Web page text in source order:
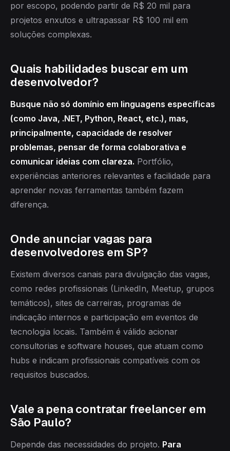
por escopo, podendo partir de R$ 20 mil para
projetos enxutos e ultrapassar R$ 100 mil em
soluções complexas.
Quais habilidades buscar em um
desenvolvedor?
Busque não só domínio em linguagens específicas
(como Java, .NET, Python, React, etc.), mas,
principalmente, capacidade de resolver
problemas, pensar de forma colaborativa e
comunicar ideias com clareza. Portfólio,
experiências anteriores relevantes e facilidade para
aprender novas ferramentas também fazem
diferença.
Onde anunciar vagas para
desenvolvedores em SP?
Existem diversos canais para divulgação das vagas,
como redes profissionais (LinkedIn, Meetup, grupos
temáticos), sites de carreiras, programas de
indicação internos e participação em eventos de
tecnologia locais. Também é válido acionar
consultorias e software houses, que atuam como
hubs e indicam profissionais compatíveis com os
requisitos buscados.
Vale a pena contratar freelancer em
São Paulo?
Depende das necessidades do projeto. Para